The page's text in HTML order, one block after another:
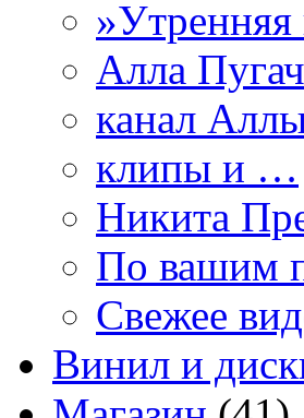
»Утренняя
Алла
канал
клипы и …
Никита
По вашим
Свежее
Винил и